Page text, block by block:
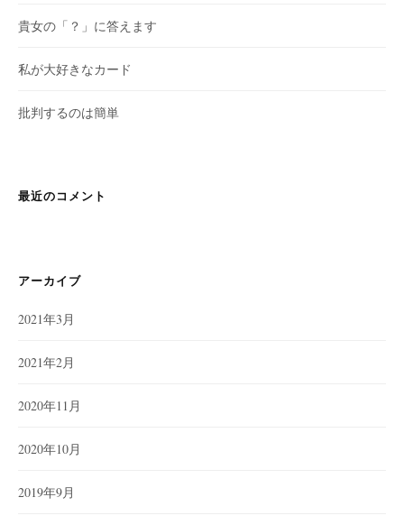
貴女の「？」に答えます
私が大好きなカード
批判するのは簡単
最近のコメント
アーカイブ
2021年3月
2021年2月
2020年11月
2020年10月
2019年9月